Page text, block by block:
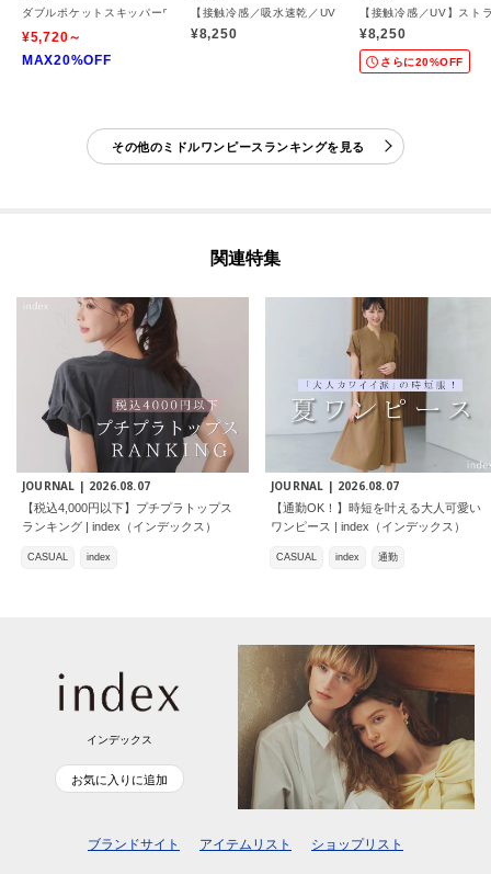
ダブルポケットスキッパーワンピース【防シワ／洗濯機OK】《XS～3L／6col》
¥5,720～
MAX20%OFF
【接触冷感／吸水速乾／UVケア】リネンライクサイド
¥8,250
【接触冷感／UV】スト
¥8,250
さらに20%OFF
その他のミドルワンピースランキングを見る
関連特集
JOURNAL | 2026.08.07
【税込4,000円以下】プチプラトップス
ランキング | index（インデックス）
CASUAL index
JOURNAL | 2026.08.07
【通勤OK！】時短を叶える大人可愛い
ワンピース | index（インデックス）
CASUAL index 通勤
インデックス
お気に入りに追加
ブランドサイト アイテムリスト ショップリスト